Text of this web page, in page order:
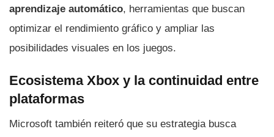
aprendizaje automático, herramientas que buscan
optimizar el rendimiento gráfico y ampliar las
posibilidades visuales en los juegos.
Ecosistema Xbox y la continuidad entre
plataformas
Microsoft también reiteró que su estrategia busca